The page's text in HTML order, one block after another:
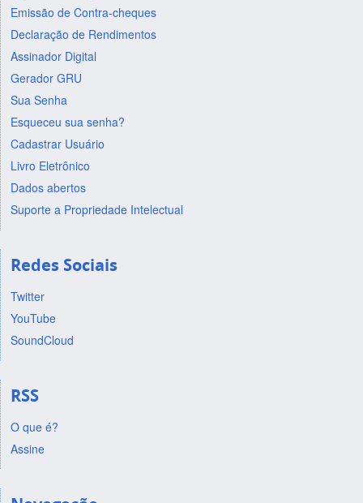
Emissão de Contra-cheques
Declaração de Rendimentos
Assinador Digital
Gerador GRU
Sua Senha
Esqueceu sua senha?
Cadastrar Usuário
Livro Eletrônico
Dados abertos
Suporte a Propriedade Intelectual
Redes Sociais
Twitter
YouTube
SoundCloud
RSS
O que é?
Assine